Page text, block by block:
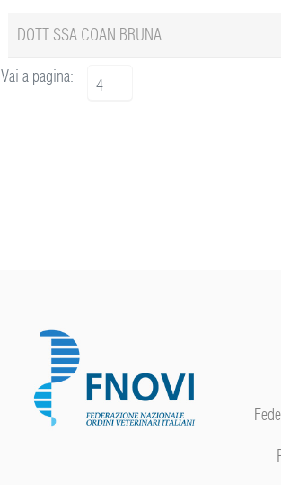
DOTT.SSA COAN BRUNA
Vai a pagina: 4